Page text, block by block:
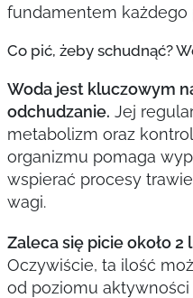
fundamentem każdego
Co pić, żeby schudnąć?
Woda jest kluczowym
odchudzanie. Jej
metabolizm oraz
organizmu pomaga
wspierać procesy
wagi.
Zaleca się picie około
Oczywiście, ta ilość
od poziomu